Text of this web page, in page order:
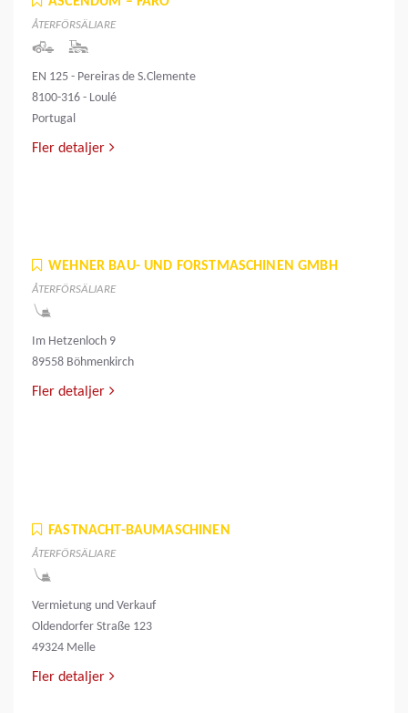
ÅTERFÖRSÄLJARE
EN 125 - Pereiras de S.Clemente
8100-316 - Loulé
Portugal
Fler detaljer
WEHNER BAU- UND FORSTMASCHINEN GMBH
ÅTERFÖRSÄLJARE
Im Hetzenloch 9
89558 Böhmenkirch
Fler detaljer
FASTNACHT-BAUMASCHINEN
ÅTERFÖRSÄLJARE
Vermietung und Verkauf
Oldendorfer Straße 123
49324 Melle
Fler detaljer